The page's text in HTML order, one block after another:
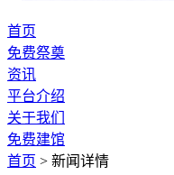
首页
免费祭奠
资讯
平台介绍
关于我们
免费建馆
首页 > 新闻详情